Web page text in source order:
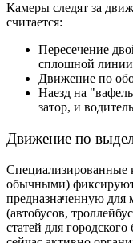
Камеры следят за
считается:
Пересечение
сплошной
Движение по
Наезд на
затор, и
Движение по
Специализированные
обычными) фиксируют
предназначенную для
(автобусов,
статей для